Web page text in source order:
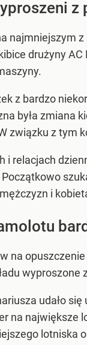
z
najmniejszym
drużyny
z bardzo
była zmiana
związku z tym
i relacjach
i
na
udało
na największe
lotniska